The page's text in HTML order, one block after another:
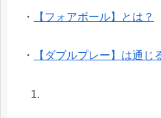
・ 【フォアボール】とは？
・ 【ダブルプレー】は通じ